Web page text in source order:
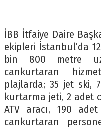
İBB İtfaiye Daire
ekipleri İstanbul’da
bin 800 metre
cankurtaran
plajlarda; 35 jet ski,
kurtarma jeti, 2 adet
ATV aracı, 190
cankurtaran